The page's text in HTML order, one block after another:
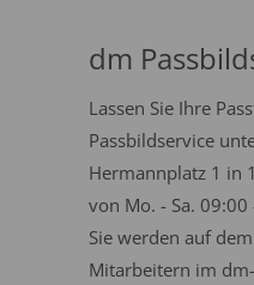
dm
Lassen Sie Ihre
Passbildservice
Hermannplatz 1 in
von Mo. - Sa.
Sie werden auf
Mitarbeitern im